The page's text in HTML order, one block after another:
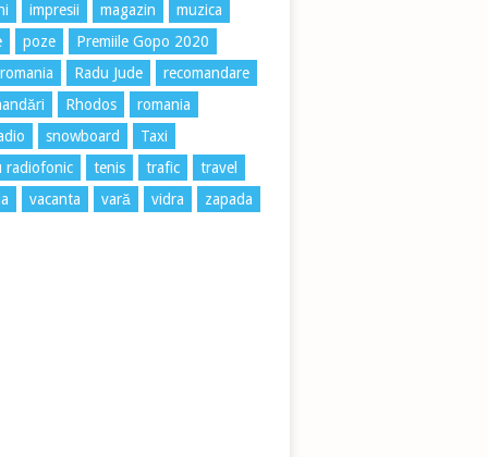
impresii magazin
muzica
poze
Premiile Gopo 2020
Radu Jude
recomandare
Rhodos
romania
snowboard
Taxi
radiofonic
tenis trafic
travel
vacanta vară vidra zapada